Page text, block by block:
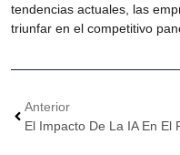
tendencias actuales, las
triunfar en el competitivo
Anterior